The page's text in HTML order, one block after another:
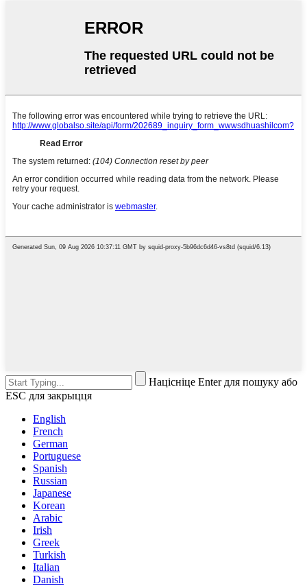
Націсніце Enter для пошуку або
ESC для закрыцця
English
French
German
Portuguese
Spanish
Russian
Japanese
Korean
Arabic
Irish
Greek
Turkish
Italian
Danish